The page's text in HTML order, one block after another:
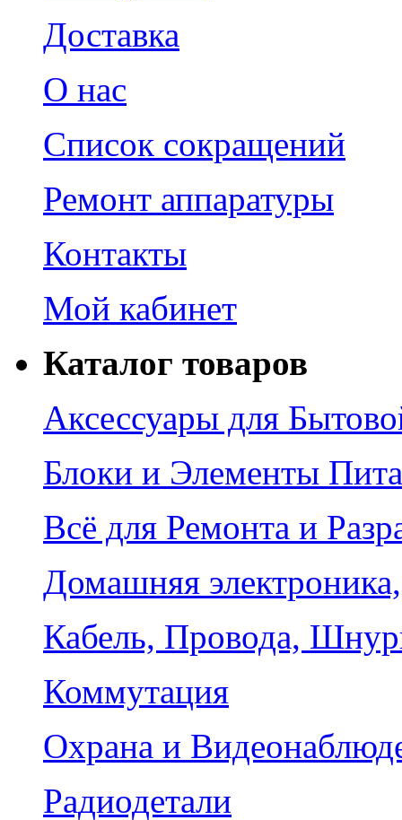
Доставка
О нас
Список сокращений
Ремонт аппаратуры
Контакты
Мой кабинет
Каталог товаров
Аксессуары для
Блоки и Элементы
Всё для Ремонта и
Домашняя
Кабель, Провода,
Коммутация
Охрана и
Радиодетали